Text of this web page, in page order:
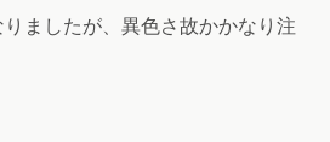
ましたが、異色さ故かかなり注